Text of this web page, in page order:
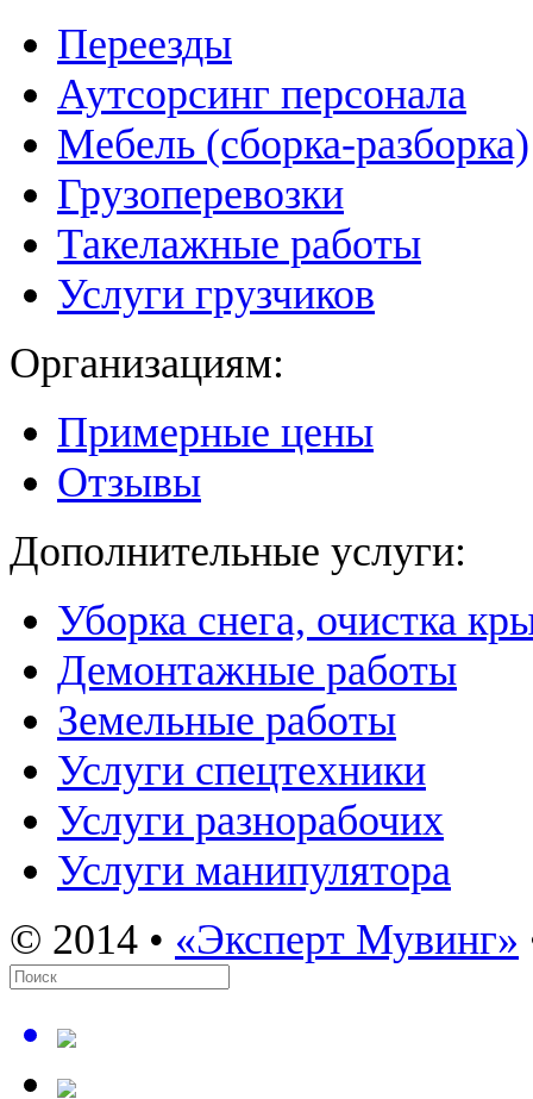
Переезды
Аутсорсинг персонала
Мебель (сборка-разборка)
Грузоперевозки
Такелажные работы
Услуги грузчиков
Организациям:
Примерные цены
Отзывы
Дополнительные услуги:
Уборка снега, очистка
Демонтажные работы
Земельные работы
Услуги спецтехники
Услуги разнорабочих
Услуги манипулятора
© 2014 • «Эксперт Мувинг»